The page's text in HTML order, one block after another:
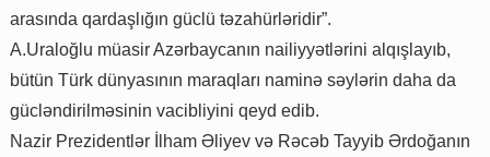
arasında qardaşlığın güclü təzahürləridir”.
A.Uraloğlu müasir Azərbaycanın nailiyyətlərini alqışlayıb,
bütün Türk dünyasının maraqları naminə səylərin daha da
gücləndirilməsinin vacibliyini qeyd edib.
Nazir Prezidentlər İlham Əliyev və Rəcəb Tayyib Ərdoğanın